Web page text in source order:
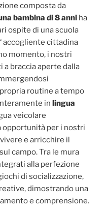
composta da
bambina di 8 anni ha
ospite di una scuola
accogliente cittadina
momento, i nostri
a braccia aperte dalla
routine a tempo
in lingua
veicolare
opportunità per i nostri
e arricchire il
campo. Tra le mura
alla perfezione
di socializzazione,
dimostrando una
e comprensione.